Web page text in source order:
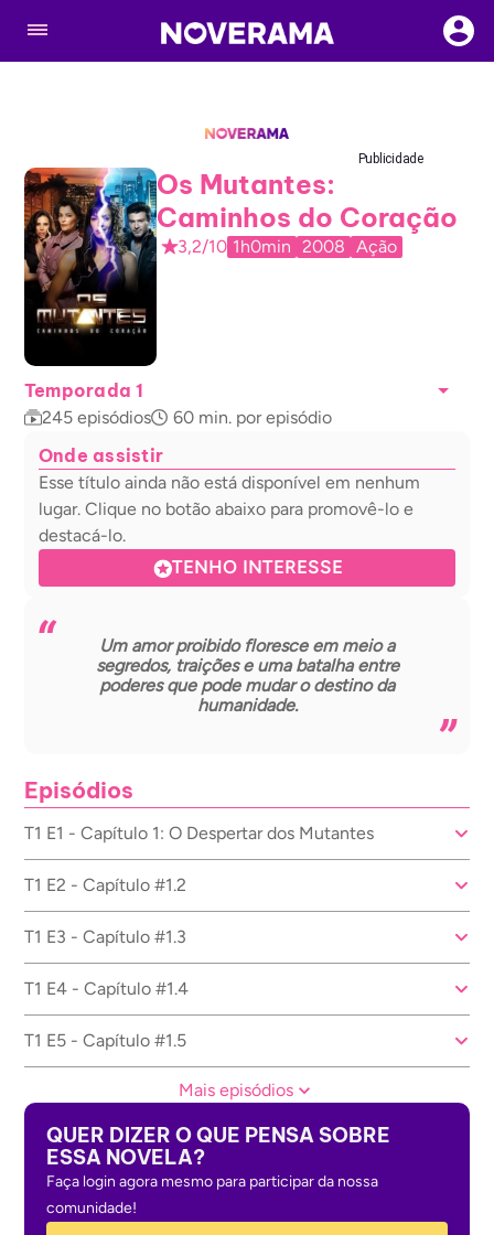
Publicidade
Os Mutantes:
Caminhos do Coração
3,2/10 1h0min 2008 Ação
Temporada 1
245 episódios 60 min. por episódio
Onde assistir
Esse título ainda não está disponível em nenhum
lugar. Clique no botão abaixo para promovê-lo e
destacá-lo.
TENHO INTERESSE
Um amor proibido floresce em meio a
segredos, traições e uma batalha entre
poderes que pode mudar o destino da
humanidade.
Episódios
T1 E1 - Capítulo 1: O Despertar dos Mutantes
T1 E2 - Capítulo #1.2
T1 E3 - Capítulo #1.3
T1 E4 - Capítulo #1.4
T1 E5 - Capítulo #1.5
Mais episódios
QUER DIZER O QUE PENSA SOBRE
ESSA NOVELA?
Faça login agora mesmo para participar da nossa
comunidade!